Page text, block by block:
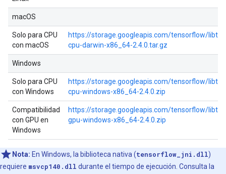
macOS
Solo para CPU
con macOS
https://storage.googleapis.com/tensorflow/
cpu-darwin-x86_64-2.4.0.tar.gz
Windows
Solo para CPU
con Windows
https://storage.googleapis.com/tensorflow/
cpu-windows-x86_64-2.4.0.zip
Compatibilidad
con GPU en
Windows
https://storage.googleapis.com/tensorflow/
gpu-windows-x86_64-2.4.0.zip
Nota: En Windows, la biblioteca nativa (tensorflow_jni.dll)
requiere msvcp140.dll durante el tiempo de ejecución. Consulta la